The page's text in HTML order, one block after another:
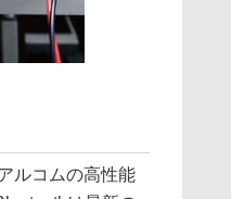
ルコムの高性能